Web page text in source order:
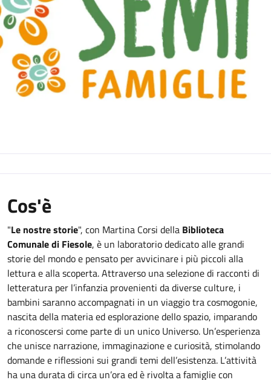
Cos'è
"Le nostre storie", con Martina Corsi della Biblioteca
Comunale di Fiesole, è un laboratorio dedicato alle grandi
storie del mondo e pensato per avvicinare i più piccoli alla
lettura e alla scoperta. Attraverso una selezione di racconti di
letteratura per l’infanzia provenienti da diverse culture, i
bambini saranno accompagnati in un viaggio tra cosmogonie,
nascita della materia ed esplorazione dello spazio, imparando
a riconoscersi come parte di un unico Universo. Un’esperienza
che unisce narrazione, immaginazione e curiosità, stimolando
domande e riflessioni sui grandi temi dell’esistenza. L’attività
ha una durata di circa un’ora ed è rivolta a famiglie con